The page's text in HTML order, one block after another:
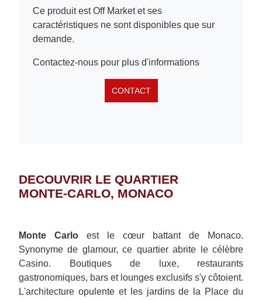
Ce produit est Off Market et ses
caractéristiques ne sont disponibles que sur
demande.
Contactez-nous pour plus d'informations
CONTACT
DECOUVRIR LE QUARTIER
MONTE-CARLO, MONACO
Monte Carlo est le cœur battant de Monaco.
Synonyme de glamour, ce quartier abrite le célèbre
Casino. Boutiques de luxe, restaurants
gastronomiques, bars et lounges exclusifs s'y côtoient.
L'architecture opulente et les jardins de la Place du